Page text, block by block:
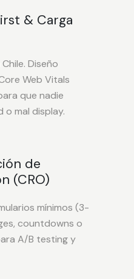
& Carga
Diseño
Web Vitals
que nadie
mal display.
de
(CRO)
mínimos (3-
countdowns o
A/B testing y